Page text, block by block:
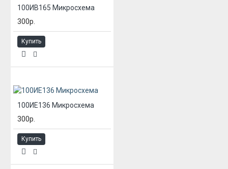
100ИВ165 Микросхема
300р.
Купить
100ИЕ136 Микросхема
300р.
Купить